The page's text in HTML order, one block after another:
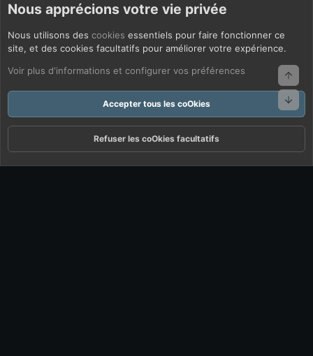
Nous apprécions votre vie privée
Nous utilisons des cookies essentiels pour faire fonctionner ce
site, et des cookies facultatifs pour améliorer votre expérience.
Voir plus d'informations et configurer vos préférences
Accepter tous les coOkies
Refuser les coOkies facultatifs